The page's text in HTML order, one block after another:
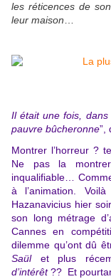
les réticences de
leur maison
Il était une fois,
pauvre bûcheronne”,
Montrer l’horreur ?
Ne pas la
inqualifiable…
à l’animation.
Hazanavicius hier
son long métrage
Cannes en
dilemme qu’ont dû
Saület plus
d’intérêt?? Et